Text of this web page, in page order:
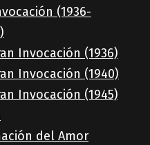
(1936-
Invocación (1936)
Invocación (1940)
Invocación (1945)
del Amor